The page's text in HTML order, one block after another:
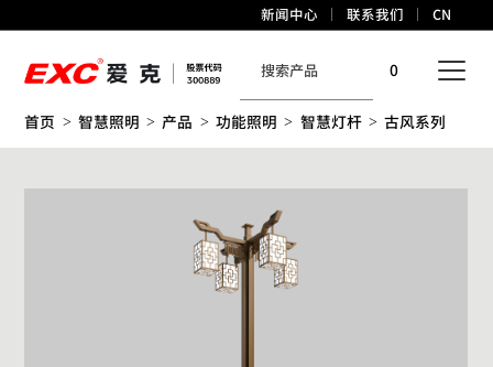
新闻中心 联系我们 CN
0
首页 > 智慧照明 > 产品 > 功能照明 > 智慧灯杆 > 古风系列